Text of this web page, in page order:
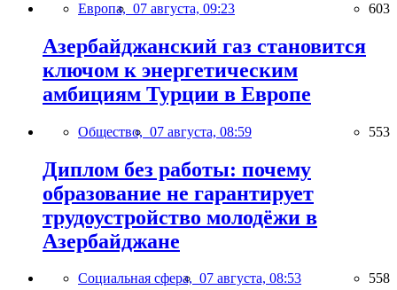
Европа, 07 августа, 09:23 603
Азербайджанский газ становится
ключом к энергетическим
амбициям Турции в Европе
Общество, 07 августа, 08:59 553
Диплом без работы: почему
образование не гарантирует
трудоустройство молодёжи в
Азербайджане
Социальная сфера, 07 августа, 08:53 558